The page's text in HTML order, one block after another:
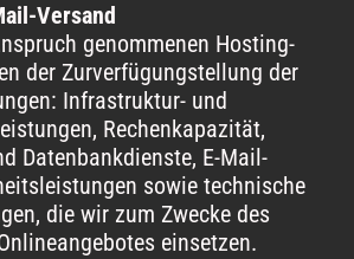
Versand
genommenen Hosting-
der Zurverfügungstellung der
Infrastruktur- und
Rechenkapazität,
Datenbankdienste, E-Mail-
sowie technische
die wir zum Zwecke des
einsetzen.